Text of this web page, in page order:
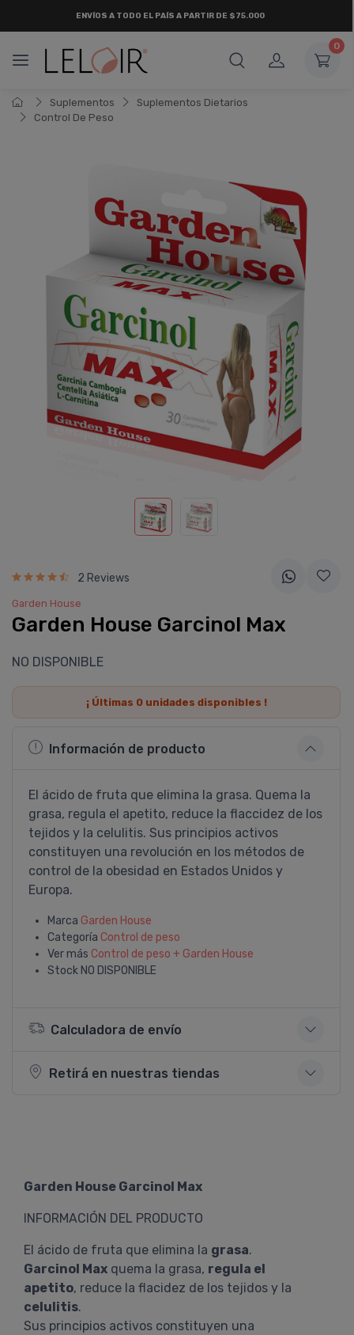
0
Suplementos
Suplementos Dietarios
Control De Peso
2 Reviews
Garden House
Garden House Garcinol Max
NO DISPONIBLE
¡ Últimas 0unidades disponibles !
Información de producto
El ácido de fruta que elimina la grasa. Quema la
grasa, regula el apetito, reduce la flaccidez de los
tejidos y la celulitis. Sus principios activos
constituyen una revolución en los métodos de
control de la obesidad en Estados Unidos y
Europa.
Marca Garden House
Categoría Control de peso
Ver más Control de peso + Garden House
Stock NO DISPONIBLE
Calculadora de envío
Retirá en nuestras tiendas
Garden House Garcinol Max
INFORMACIÓN DEL PRODUCTO
El ácido de fruta que elimina la grasa.
Garcinol Max quema la grasa, regula el
apetito, reduce la flacidez de los tejidos y la
celulitis.
Sus principios activos constituyen una